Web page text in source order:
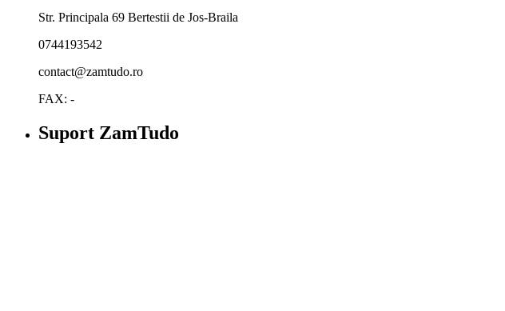
Str. Principala 69 Bertestii de Jos-Braila
0744193542
contact@zamtudo.ro
FAX: -
Suport ZamTudo